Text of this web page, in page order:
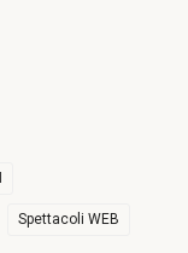
Spettacoli WEB